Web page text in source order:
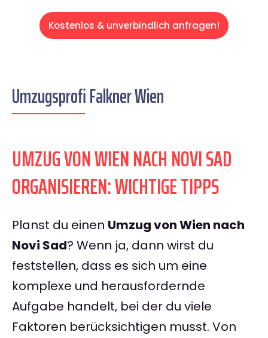
Kostenlos & unverbindlich anfragen!
Umzugsprofi Falkner Wien
UMZUG VON WIEN NACH NOVI SAD
ORGANISIEREN: WICHTIGE TIPPS
Planst du einen Umzug von Wien nach
Novi Sad? Wenn ja, dann wirst du
feststellen, dass es sich um eine
komplexe und herausfordernde
Aufgabe handelt, bei der du viele
Faktoren berücksichtigen musst. Von